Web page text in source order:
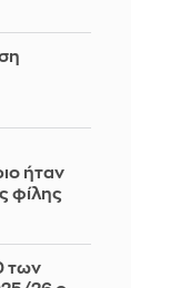
ήταν
φίλης
των